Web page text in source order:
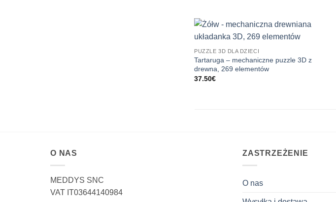
PUZZLE 3D DLA DZIECI
Tartaruga – mechaniczne puzzle 3D z
drewna, 269 elementów
37.50€
O NAS
MEDDYS SNC
VAT IT03644140984
ZASTRZEŻENIE
O nas